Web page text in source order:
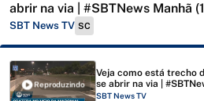
abrir na via | #SBTNews Manhã
SBT News TV SC
Reproduzindo
Veja como está trecho
se abrir na via |
SBT News TV